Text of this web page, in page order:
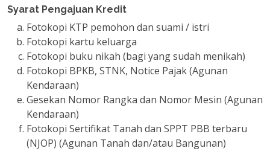
Syarat Pengajuan Kredit
Fotokopi KTP pemohon dan suami / istri
Fotokopi kartu keluarga
Fotokopi buku nikah (bagi yang sudah menikah)
Fotokopi BPKB, STNK, Notice Pajak (Agunan
Kendaraan)
Gesekan Nomor Rangka dan Nomor Mesin (Agunan
Kendaraan)
Fotokopi Sertifikat Tanah dan SPPT PBB terbaru
(NJOP) (Agunan Tanah dan/atau Bangunan)